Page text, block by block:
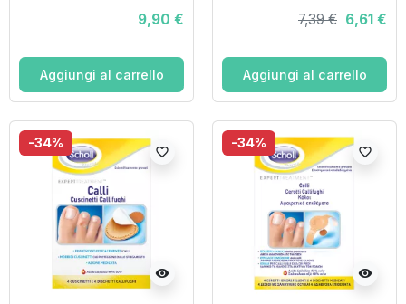
9,90 €
Aggiungi al carrello
7,39 € 6,61 €
Aggiungi al carrello
-34%
visibility
favorite_border
-34%
visibility
favorite_border